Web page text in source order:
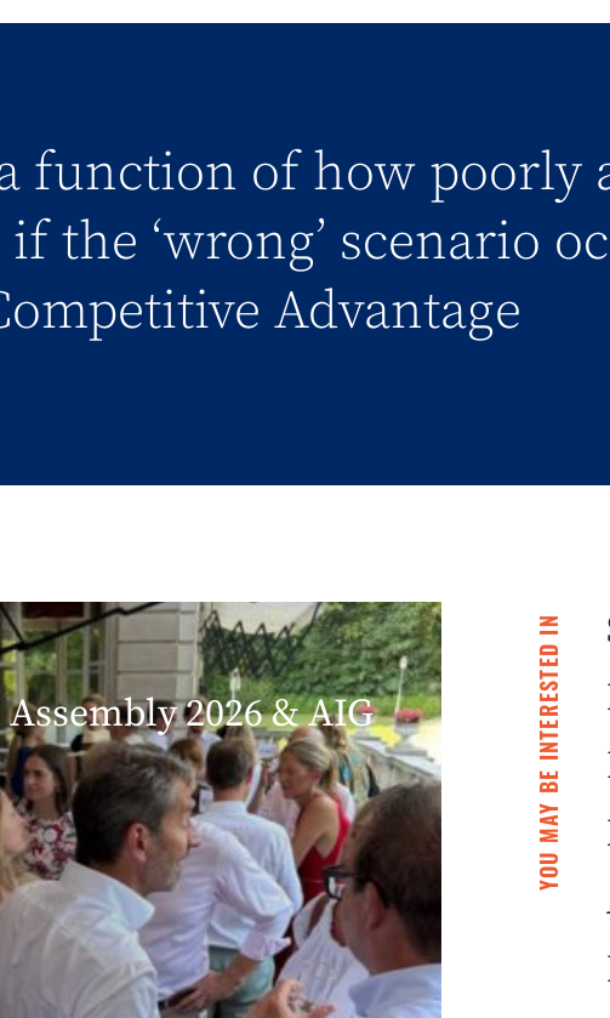
function of how poorly
the ‘wrong’ scenario
Advantage
2026 & AIG
YOU MAY BE INTERESTED IN